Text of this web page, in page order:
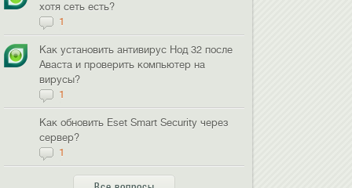
хотя сеть есть?
1
Как установить антивирус Нод 32 после
Аваста и проверить компьютер на
вирусы?
1
Как обновить Eset Smart Security через
сервер?
1